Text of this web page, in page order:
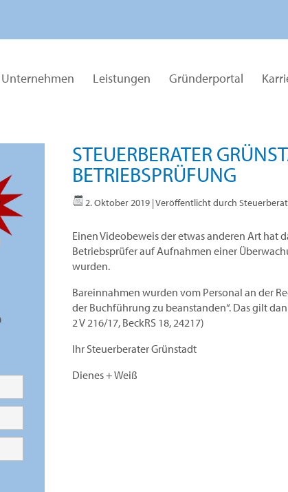
Unternehmen Leistungen Gründerportal
STEUERBERATER
BETRIEBSPRÜFUNG
2. Oktober 2019| Veröffentlicht durch
Einen Videobeweis der etwas anderen Art hat
Betriebsprüfer auf Aufnahmen einer
wurden.
Bareinnahmen wurden vom Personal an der
der Buchführung zu beanstanden“. Das gilt
2 V 216/17, BeckRS 18, 24217)
Ihr Steuerberater Grünstadt
Dienes + Weiß